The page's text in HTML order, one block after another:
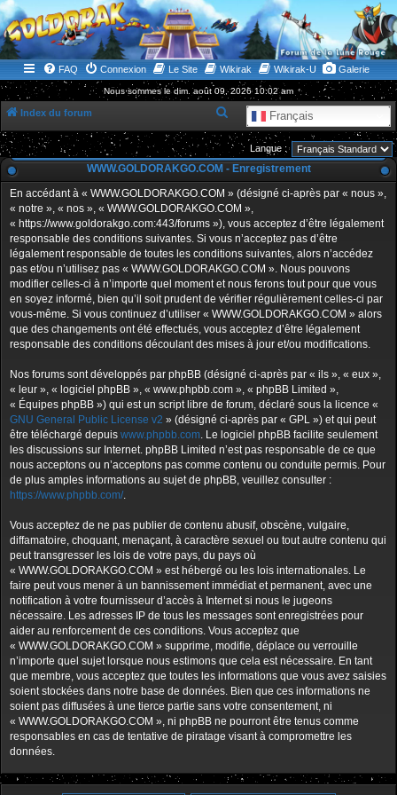
WWW.GOLDORAKGO.COM
le site de la Lune Rouge
FAQ Connexion Le Site Wikirak Wikirak-U Galerie
Nous sommes le dim. août 09, 2026 10:02 am
Index du forum Français
e
c
h
e
c
h
e
r
Langue :
WWW.GOLDORAKGO.COM - Enregistrement
En accédant à « WWW.GOLDORAKGO.COM » (désigné ci-après par « nous »,
« notre », « nos », « WWW.GOLDORAKGO.COM »,
« https://www.goldorakgo.com:443/forums »), vous acceptez d’être légalement
responsable des conditions suivantes. Si vous n’acceptez pas d’être
légalement responsable de toutes les conditions suivantes, alors n’accédez
pas et/ou n’utilisez pas « WWW.GOLDORAKGO.COM ». Nous pouvons
modifier celles-ci à n’importe quel moment et nous ferons tout pour que vous
en soyez informé, bien qu’il soit prudent de vérifier régulièrement celles-ci par
vous-même. Si vous continuez d’utiliser « WWW.GOLDORAKGO.COM » alors
que des changements ont été effectués, vous acceptez d’être légalement
responsable des conditions découlant des mises à jour et/ou modifications.
Nos forums sont développés par phpBB (désigné ci-après par « ils », « eux »,
« leur », « logiciel phpBB », « www.phpbb.com », « phpBB Limited »,
« Équipes phpBB ») qui est un script libre de forum, déclaré sous la licence «
GNU General Public License v2 » (désigné ci-après par « GPL ») et qui peut
être téléchargé depuis www.phpbb.com. Le logiciel phpBB facilite seulement
les discussions sur Internet. phpBB Limited n’est pas responsable de ce que
nous acceptons ou n’acceptons pas comme contenu ou conduite permis. Pour
de plus amples informations au sujet de phpBB, veuillez consulter :
https://www.phpbb.com/.
Vous acceptez de ne pas publier de contenu abusif, obscène, vulgaire,
diffamatoire, choquant, menaçant, à caractère sexuel ou tout autre contenu qui
peut transgresser les lois de votre pays, du pays où
« WWW.GOLDORAKGO.COM » est hébergé ou les lois internationales. Le
faire peut vous mener à un bannissement immédiat et permanent, avec une
notification à votre fournisseur d’accès à Internet si nous le jugeons
nécessaire. Les adresses IP de tous les messages sont enregistrées pour
aider au renforcement de ces conditions. Vous acceptez que
« WWW.GOLDORAKGO.COM » supprime, modifie, déplace ou verrouille
n’importe quel sujet lorsque nous estimons que cela est nécessaire. En tant
que membre, vous acceptez que toutes les informations que vous avez saisies
soient stockées dans notre base de données. Bien que ces informations ne
soient pas diffusées à une tierce partie sans votre consentement, ni
« WWW.GOLDORAKGO.COM », ni phpBB ne pourront être tenus comme
responsables en cas de tentative de piratage visant à compromettre les
données.